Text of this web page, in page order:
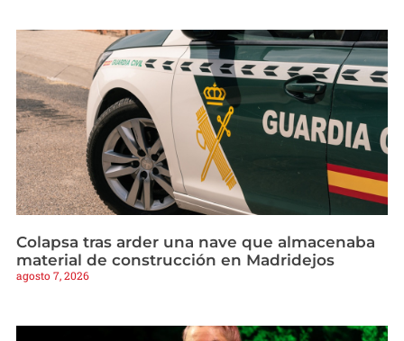
Colapsa tras arder una nave que almacenaba
material de construcción en Madridejos
agosto 7, 2026